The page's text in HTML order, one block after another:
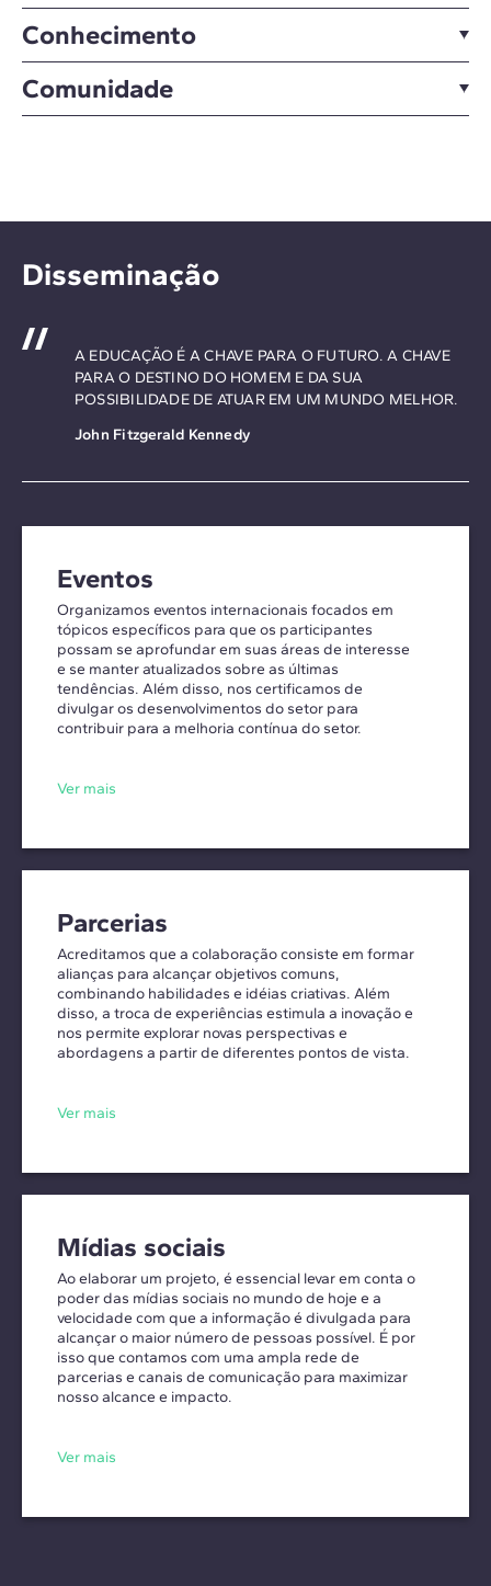
Conhecimento
Comunidade
Disseminação
A EDUCAÇÃO É A CHAVE PARA O FUTURO. A CHAVE
PARA O DESTINO DO HOMEM E DA SUA
POSSIBILIDADE DE ATUAR EM UM MUNDO MELHOR.
John Fitzgerald Kennedy
Eventos
Organizamos eventos internacionais focados em
tópicos específicos para que os participantes
possam se aprofundar em suas áreas de interesse
e se manter atualizados sobre as últimas
tendências. Além disso, nos certificamos de
divulgar os desenvolvimentos do setor para
contribuir para a melhoria contínua do setor.
Ver mais
Parcerias
Acreditamos que a colaboração consiste em formar
alianças para alcançar objetivos comuns,
combinando habilidades e idéias criativas. Além
disso, a troca de experiências estimula a inovação e
nos permite explorar novas perspectivas e
abordagens a partir de diferentes pontos de vista.
Ver mais
Mídias sociais
Ao elaborar um projeto, é essencial levar em conta o
poder das mídias sociais no mundo de hoje e a
velocidade com que a informação é divulgada para
alcançar o maior número de pessoas possível. É por
isso que contamos com uma ampla rede de
parcerias e canais de comunicação para maximizar
nosso alcance e impacto.
Ver mais